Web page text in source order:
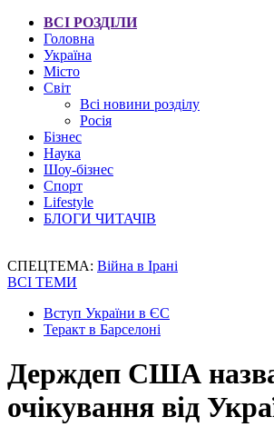
ВСІ РОЗДІЛИ
Головна
Україна
Місто
Світ
Всі новини розділу
Росія
Бізнес
Наука
Шоу-бізнес
Спорт
Lifestyle
БЛОГИ ЧИТАЧІВ
СПЕЦТЕМА: Війна в Ірані
ВСІ ТЕМИ
Вступ України в ЄС
Теракт в Барселоні
Держдеп США
очікування від